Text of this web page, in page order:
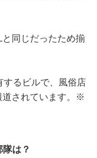
同じだったため揃
するビルで、風俗店
道されています。※
は？